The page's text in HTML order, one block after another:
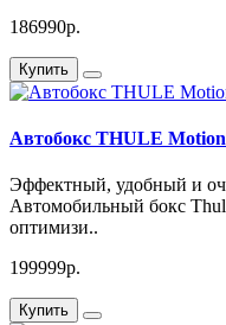
186990р.
Купить
Автобокс THULE
Эффектный, удобный и
Автомобильный бокс
оптимизи..
199999р.
Купить